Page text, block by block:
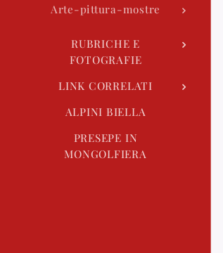
Arte-pittura-mostre
RUBRICHE E
FOTOGRAFIE
LINK CORRELATI
ALPINI BIELLA
PRESEPE IN
MONGOLFIERA